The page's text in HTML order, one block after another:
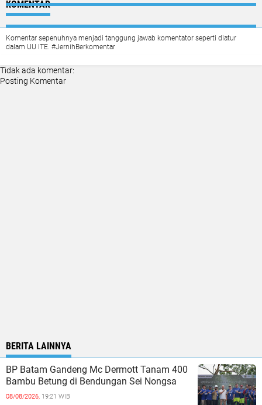
KOMENTAR
Komentar sepenuhnya menjadi tanggung jawab komentator seperti diatur
dalam UU ITE. #JernihBerkomentar
Tidak ada komentar:
Posting Komentar
BERITA LAINNYA
BP Batam Gandeng Mc Dermott Tanam 400
Bambu Betung di Bendungan Sei Nongsa
08/08/2026, 19:21 WIB